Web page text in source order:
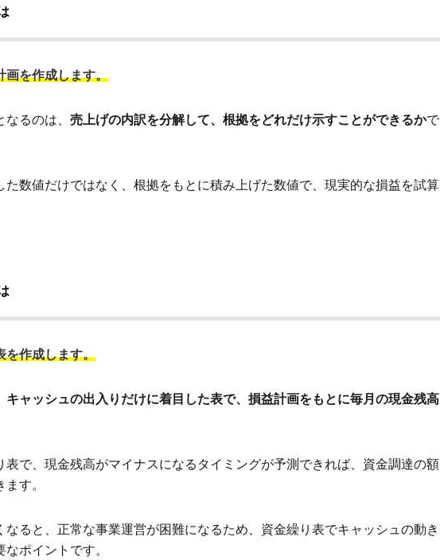
画を作成します。
るのは、 売上げの内訳を分解して、根拠をどれだけ示すことができるかで
た数値だけではなく、根拠をもとに積み上げた数値で、現実的な損益を試算
を作成します。
キャッシュの出入りだけに着目した表で、損益計画をもとに毎月の現金残高
表で、現金残高がマイナスになるタイミングが予測できれば、資金調達の額
す。
なると、正常な事業運営が困難になるため、資金繰り表でキャッシュの動き
ポイントです。